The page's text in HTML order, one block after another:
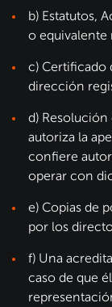
b) Estatutos,
o equivalente
c) Certificado
dirección
d) Resolución
autoriza la
confiere
operar con
e) Copias de
por los
f) Una
caso de que